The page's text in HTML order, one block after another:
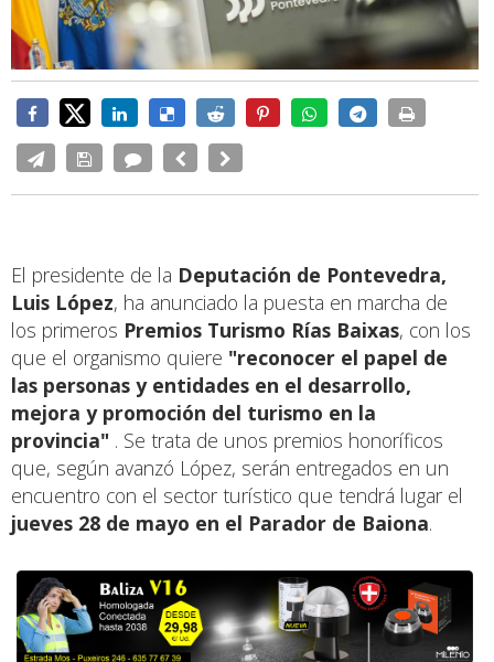
El presidente de la Deputación de Pontevedra,
Luis López, ha anunciado la puesta en marcha de
los primeros Premios Turismo Rías Baixas, con los
que el organismo quiere "reconocer el papel de
las personas y entidades en el desarrollo,
mejora y promoción del turismo en la
provincia" . Se trata de unos premios honoríficos
que, según avanzó López, serán entregados en un
encuentro con el sector turístico que tendrá lugar el
jueves 28 de mayo en el Parador de Baiona.